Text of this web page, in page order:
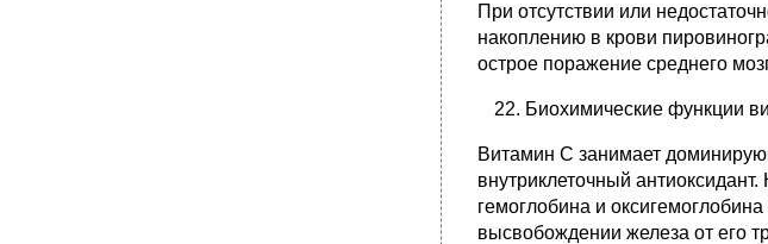
При отсутствии или
накоплению в крови
острое поражение среднего
Биохимические функции
Витамин С занимает
внутриклеточный
гемоглобина и
высвобождении железа от его